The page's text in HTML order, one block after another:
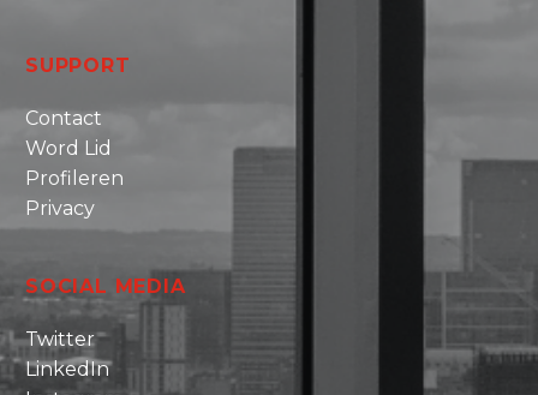
SUPPORT
Contact
Word Lid
Profileren
Privacy
SOCIAL MEDIA
Twitter
LinkedIn